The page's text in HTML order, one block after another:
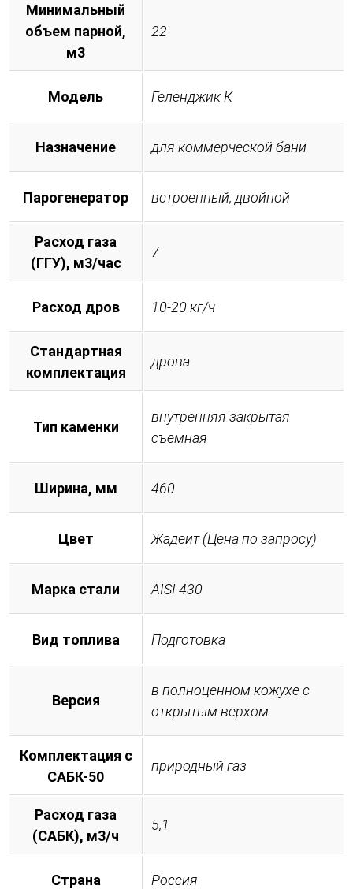
Минимальный
объем парной,
м3
22
Модель Геленджик К
Назначение для коммерческой бани
Парогенератор встроенный, двойной
Расход газа
(ГГУ), м3/час
7
Расход дров 10-20 кг/ч
Стандартная
комплектация
дрова
Тип каменки
внутренняя закрытая
съемная
Ширина, мм 460
Цвет Жадеит (Цена по запросу)
Марка стали AISI 430
Вид топлива Подготовка
Версия
в полноценном кожухе с
открытым верхом
Комплектация с
САБК-50
природный газ
Расход газа
(САБК), м3/ч
5,1
Страна Россия